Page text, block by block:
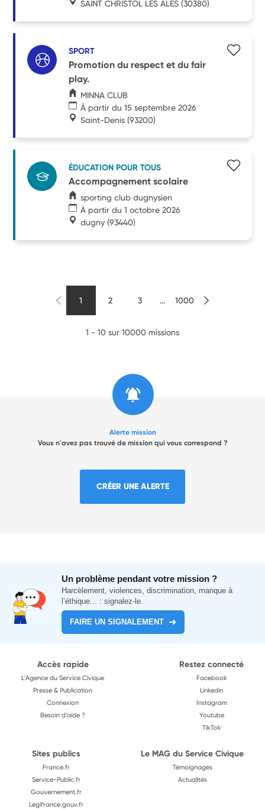
SAINT CHRISTOL LES ALES (30380)
SPORT
Promotion du respect et du fair
play.
MINNA CLUB
À partir du 15 septembre 2026
Saint-Denis (93200)
ÉDUCATION POUR TOUS
Accompagnement scolaire
sporting club dugnysien
À partir du 1 octobre 2026
dugny (93440)
1 2 3 ... 1000
1 - 10 sur 10000 missions
Alerte mission
Vous n'avez pas trouvé de mission qui vous correspond ?
CRÉER UNE ALERTE
Un problème pendant votre mission ?
Harcèlement, violences, discrimination, manque à
l’éthique... : signalez-le.
FAIRE UN SIGNALEMENT
Accès rapide
L'Agence du Service Civique
Presse & Publication
Connexion
Besoin d'aide ?
Restez connecté
Facebook
Linkedin
Instagram
Youtube
TikTok
Sites publics
France.fr
Service-Public.fr
Gouvernement.fr
Legifrance.gouv.fr
Le MAG du Service Civique
Témoignages
Actualités